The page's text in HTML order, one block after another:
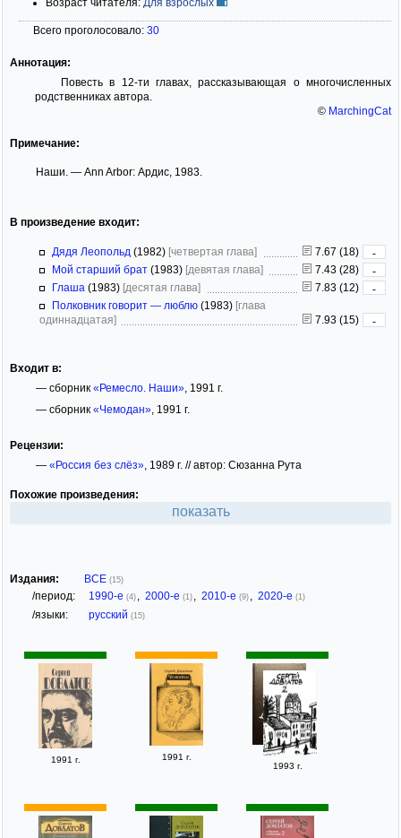
Всего проголосовало: 30
Аннотация:
Повесть в 12-ти главах, рассказывающая о многочисленных
родственниках автора.
© MarchingCat
Примечание:
Наши. — Ann Arbor: Ардис, 1983.
В произведение входит:
Дядя Леопольд (1982) [четвертая глава] 7.67 (18)
-
Мой старший брат (1983) [девятая глава] 7.43 (28)
-
Глаша (1983) [десятая глава] 7.83 (12)
-
Полковник говорит — люблю (1983) [глава
одиннадцатая]
7.93 (15) -
Входит в:
— сборник «Ремесло. Наши», 1991 г.
— сборник «Чемодан», 1991 г.
Рецензии:
— «Россия без слёз», 1989 г. // автор: Сюзанна Рута
Похожие произведения:
показать
Издания: ВСЕ (15)
/период: 1990-е (4) , 2000-е (1) , 2010-е (9) , 2020-е (1)
/языки: русский (15)
1991 г.
1991 г.
1993 г.